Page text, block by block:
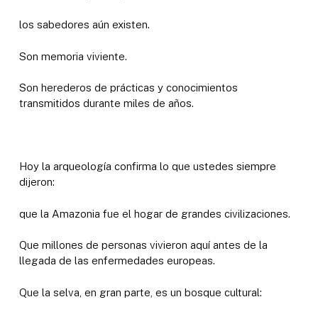
los sabedores aún existen.
Son memoria viviente.
Son herederos de prácticas y conocimientos
transmitidos durante miles de años.
Hoy la arqueología confirma lo que ustedes siempre
dijeron:
que la Amazonia fue el hogar de grandes civilizaciones.
Que millones de personas vivieron aquí antes de la
llegada de las enfermedades europeas.
Que la selva, en gran parte, es un bosque cultural: